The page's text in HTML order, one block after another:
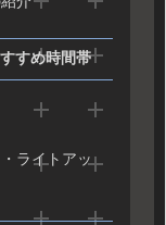
すめ時間帯
ライトアッ